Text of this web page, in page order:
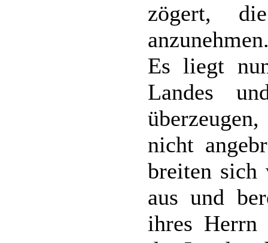
zögert,
Es liegt
Landes
nicht
breiten sich
aus und
ihres Herrn